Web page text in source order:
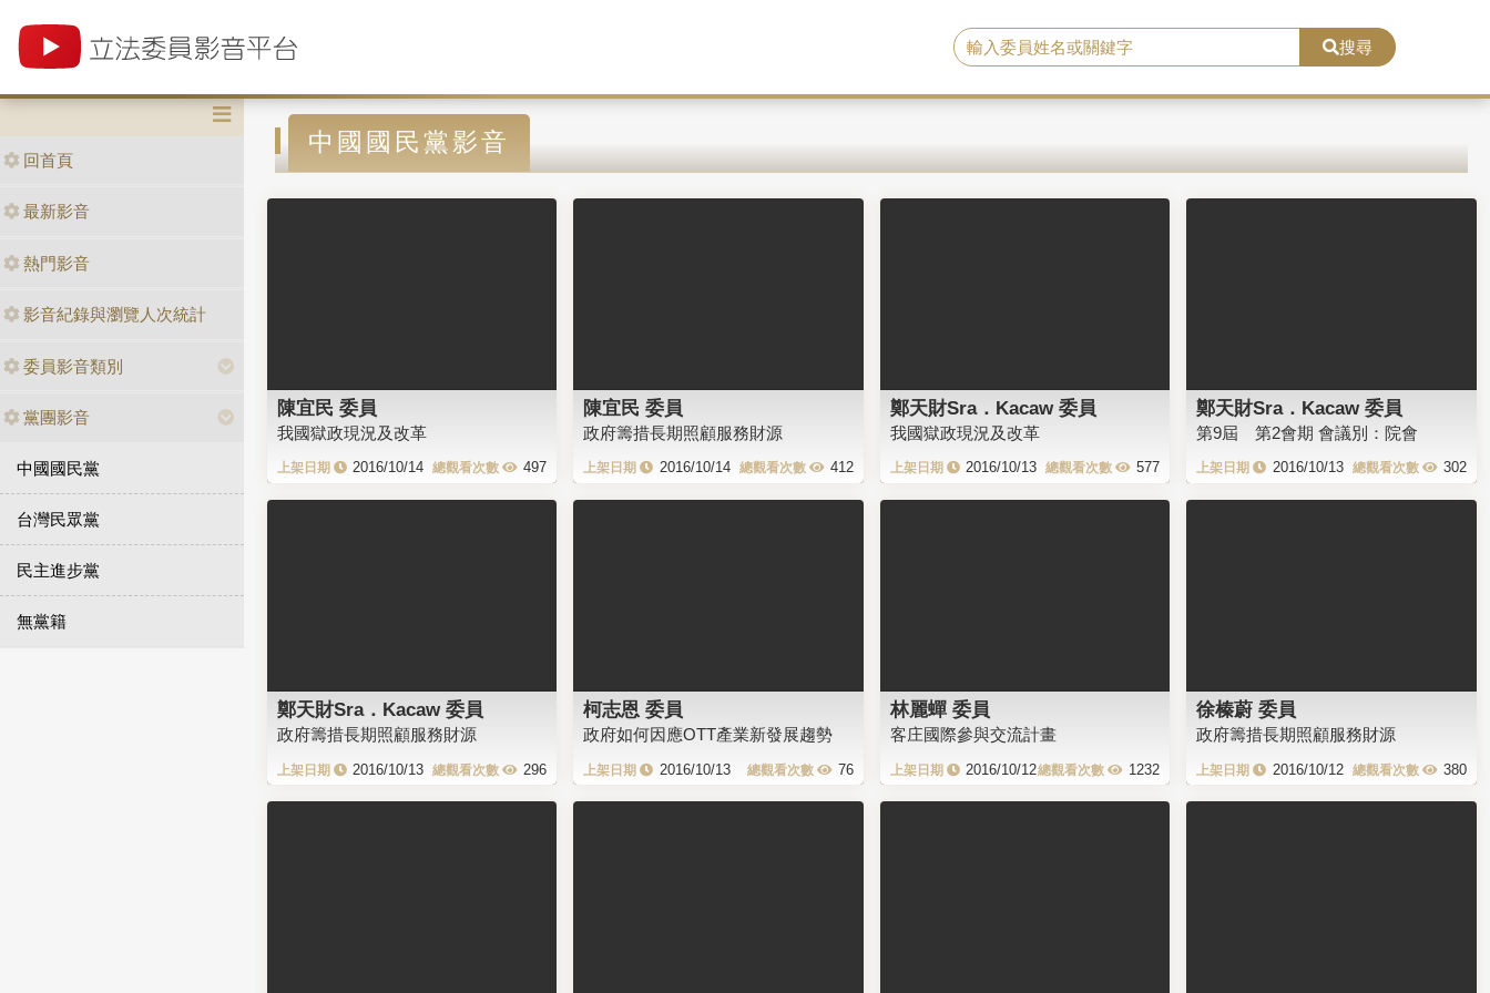
搜尋
回首頁
最新影音
熱門影音
影音紀錄與瀏覽人次統計
委員影音類別
黨團影音
中國國民黨
台灣民眾黨
民主進步黨
無黨籍
中國國民黨影音
陳宜民 委員
我國獄政現況及改革
2016/10/14 497
陳宜民 委員
政府籌措長期照顧服務財源
2016/10/14 412
鄭天財Sra．Kacaw 委員
我國獄政現況及改革
2016/10/13 577
鄭天財Sra．Kacaw 委員
第9屆 第2會期 會議別：院會
2016/10/13 302
鄭天財Sra．Kacaw 委員
政府籌措長期照顧服務財源
2016/10/13 296
柯志恩 委員
政府如何因應OTT產業新發展趨勢
2016/10/13 76
林麗蟬 委員
客庄國際參與交流計畫
2016/10/12 1232
徐榛蔚 委員
政府籌措長期照顧服務財源
2016/10/12 380